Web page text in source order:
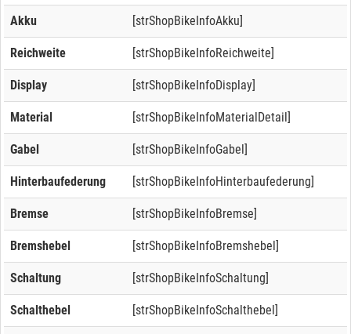
Akku [strShopBikeInfoAkku]
Reichweite [strShopBikeInfoReichweite]
Display [strShopBikeInfoDisplay]
Material [strShopBikeInfoMaterialDetail]
Gabel [strShopBikeInfoGabel]
Hinterbaufederung [strShopBikeInfoHinterbaufederung]
Bremse [strShopBikeInfoBremse]
Bremshebel [strShopBikeInfoBremshebel]
Schaltung [strShopBikeInfoSchaltung]
Schalthebel [strShopBikeInfoSchalthebel]